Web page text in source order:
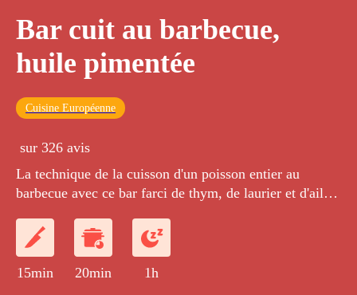
Bar cuit au barbecue,
huile pimentée
Cuisine Européenne
sur 326 avis
La technique de la cuisson d'un poisson entier au
barbecue avec ce bar farci de thym, de laurier et d'ail,
15min 20min 1h